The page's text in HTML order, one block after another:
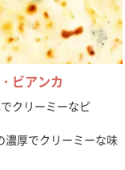
ビアンカ
クリーミーなピ
濃厚でクリーミーな味